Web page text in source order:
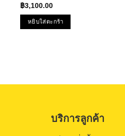
฿3,100.00
หยิบใส่ตะกร้า
บริการลูกค้า